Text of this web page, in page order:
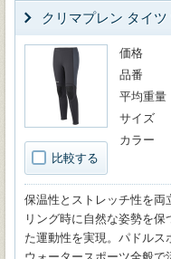
クリマプレン タイツ
比較する
価格
品番
平均重量
サイズ
カラー
保温性とストレッチ性を両
リング時に自然な姿勢を
た運動性を実現。パドル